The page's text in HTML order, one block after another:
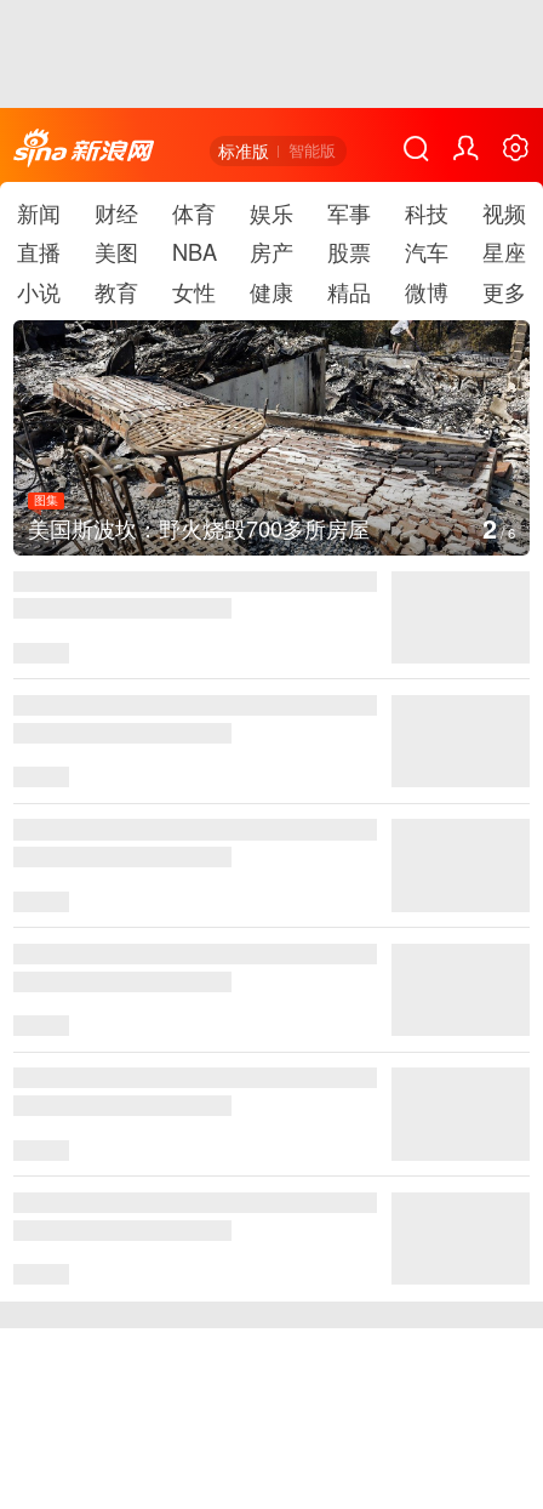
标准版 智能版
新闻 财经 体育 娱乐 军事 科技
视频
直播
美图 NBA 房产 股票 汽车
星座
小说
教育 女性 健康 精品 微博 更多
图集
美国斯波坎：野火烧毁700多所房屋 3/6